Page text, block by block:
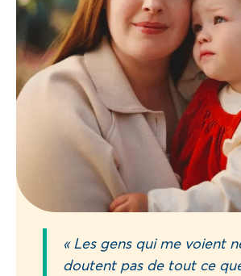
« Les gens qui me voient
doutent pas de tout ce